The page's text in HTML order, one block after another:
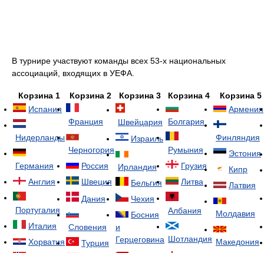
В турнире участвуют команды всех 53-х национальных
ассоциаций, входящих в УЕФА.
Корзина 1 Корзина 2 Корзина 3 Корзина 4
Корзина 5
Испания
Нидерланды
Германия
Англия
Португалия
Италия
Хорватия
Франция
Черногория
Россия
Швеция
Дания
Словения
Турция
Швейцария
Израиль
Ирландия
Бельгия
Чехия
Босния
и
Герцеговина
Болгария
Румыния
Грузия
Литва
Албания
Шотландия
Армения
Финляндия
Эстония
Кипр
Латвия
Молдавия
Македония